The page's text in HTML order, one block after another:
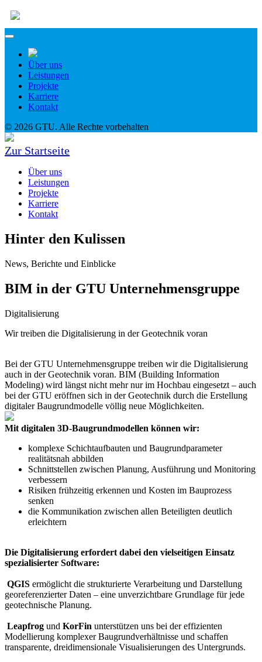
Über uns
Leistungen
Projekte
Karriere
Kontakt
© 2026 GTU. Alle Rechte vorbehalten
Zur Startseite
Über uns
Leistungen
Projekte
Karriere
Kontakt
Hinter den Kulissen
News, Berichte und Einblicke
BIM in der GTU Unternehmensgruppe
Digitalisierung
Wir treiben die Digitalisierung in der Geotechnik voran
Bei der GTU Unternehmensgruppe treiben wir die Digitalisierung
auch in der Geotechnik voran. BIM (Building Information
Modeling) wird längst nicht mehr nur im Hochbau eingesetzt – auch
bei der GTU eröffnen sich in der Geotechnik durch die Erstellung
digitaler Baugrundmodelle völlig neue Möglichkeiten.
Mit digitalen 3D-Baugrundmodellen können wir:
komplexe Schichtaufbauten und Baugrundparameter
realitätsnah abbilden
Schnittstellen zwischen Planung, Ausführung und Monitoring
verbessern
Risiken frühzeitig erkennen und Kosten im Bauprozess
senken
die Kommunikation zwischen allen Beteiligten deutlich
erleichtern
Die Digitalisierung erfordert dabei den vielseitigen Einsatz
spezialisierter Software:
QGIS ermöglicht die strukturierte Verarbeitung und Darstellung
georeferenzierter Daten – eine unverzichtbare Grundlage für jede
geotechnische Planung.
Leapfrog und KorFin unterstützen uns bei der effizienten
Modellierung komplexer Baugrundverhältnisse und schaffen
transparente, dreidimensionale Visualisierungen des Untergrunds.